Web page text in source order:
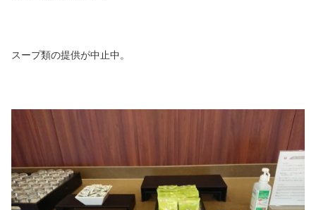
スープ類の提供が中止中。